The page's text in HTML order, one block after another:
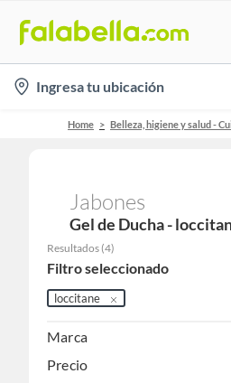
location-
icon
Ingresa tu ubicación
Home Belleza, higiene y salud -
Jabones
Gel de Ducha -
Resultados (4)
Filtro seleccionado
loccitane
Marca
Precio